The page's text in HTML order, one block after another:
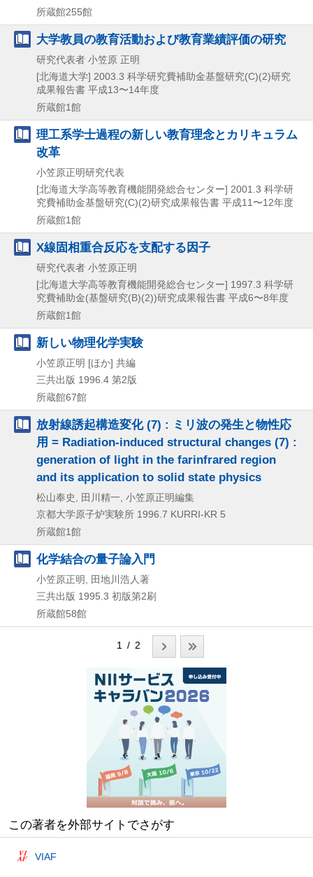
所蔵館255館
大学教員の教育活動および教育業績評価の研究
研究代表者 小笠原 正明
[北海道大学] 2003.3 科学研究費補助金基盤研究(C)(2)研究
成果報告書 平成13〜14年度
所蔵館1館
理工系学士過程の新しい教育理念とカリキュラム
改革
小笠原正明研究代表
[北海道大学高等教育機能開発総合センター] 2001.3 科学研
究費補助金基盤研究(C)(2)研究成果報告書 平成11〜12年度
所蔵館1館
X線固相重合反応を支配する因子
研究代表者 小笠原正明
[北海道大学高等教育機能開発総合センター] 1997.3 科学研
究費補助金(基盤研究(B)(2))研究成果報告書 平成6〜8年度
所蔵館1館
新しい物理化学実験
小笠原正明 [ほか] 共編
三共出版 1996.4 第2版
所蔵館67館
放射線誘起構造変化 (7) : ミリ波の発生と物性応
用 = Radiation-induced structural changes (7) :
generation of light in the farinfrared region
and its application to solid state physics
松山奉史, 田川精一, 小笠原正明編集
京都大学原子炉実験所 1996.7 KURRI-KR 5
所蔵館1館
化学結合の量子論入門
小笠原正明, 田地川浩人著
三共出版 1995.3 初版第2刷
所蔵館58館
1 / 2
この著者を外部サイトでさがす
VIAF